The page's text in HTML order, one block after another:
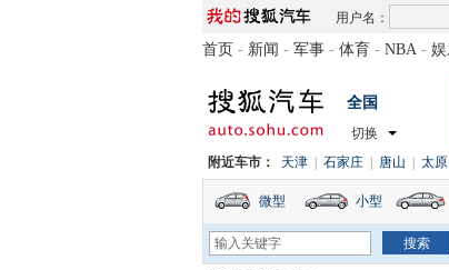
用户名：
首页 - 新闻 - 军事 - 体育 - NBA -
全国
切换
附近车市： 天津 石家庄 唐山 太原
微型 小型